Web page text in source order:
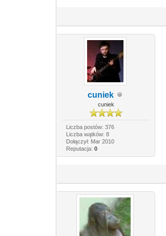
cuniek
cuniek
Liczba postów: 376
Liczba wątków: 8
Dołączył: Mar 2010
Reputacja: 0